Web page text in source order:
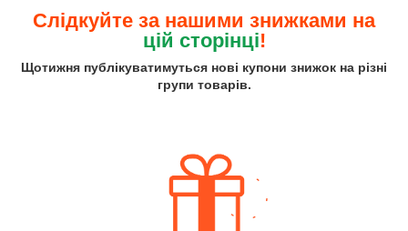
Слідкуйте за нашими знижками на
цій сторінці!
Щотижня публікуватимуться нові купони знижок на різні
групи товарів.